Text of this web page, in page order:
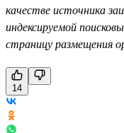
качестве источника
индексируемой
страницу размещения
14